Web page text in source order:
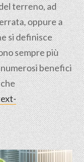
terreno, ad
oppure a
si definisce
sempre più
benefici